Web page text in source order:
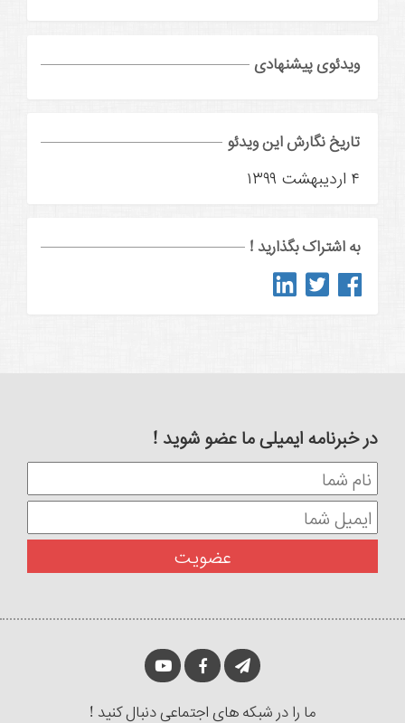
ویدئوی پیشنهادی
تاریخ نگارش این ویدئو
۴ اردیبهشت ۱۳۹۹
به اشتراک بگذارید !
در خبرنامه ایمیلی ما عضو شوید !
ما را در شبکه های اجتماعی دنبال کنید !